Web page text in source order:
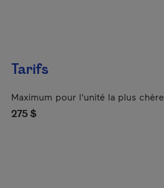
Tarifs
Maximum pour l'unité la plus chère
275 $